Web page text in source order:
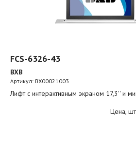
FCS-6326-43
BXB
Артикул: BX00021003
Лифт с интерактивным экраном 17,3'' и
Цена,